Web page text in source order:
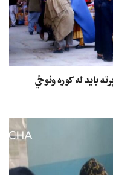
باید له کوره ونوځي